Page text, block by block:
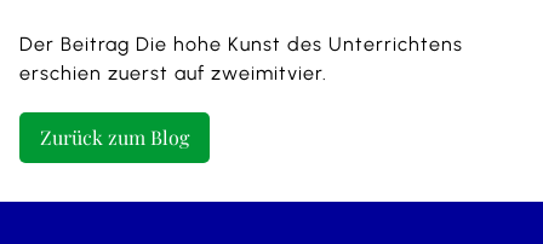
Der Beitrag Die hohe Kunst des Unterrichtens
erschien zuerst auf zweimitvier.
Zurück zum Blog